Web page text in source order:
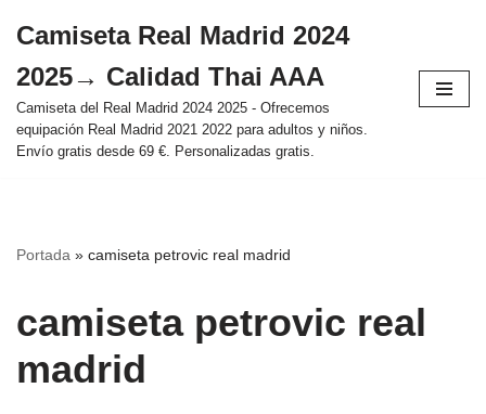
al
contenido
Camiseta Real Madrid 2024
2025→ Calidad Thai AAA
Camiseta del Real Madrid 2024 2025 - Ofrecemos
equipación Real Madrid 2021 2022 para adultos y niños.
Envío gratis desde 69 €. Personalizadas gratis.
Portada » camiseta petrovic real madrid
camiseta petrovic real
madrid